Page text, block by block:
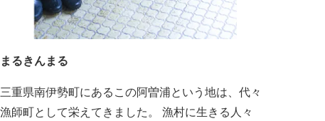
まるきんまる
三重県南伊勢町にあるこの阿曽浦という地は、代々
漁師町として栄えてきました。 漁村に生きる人々